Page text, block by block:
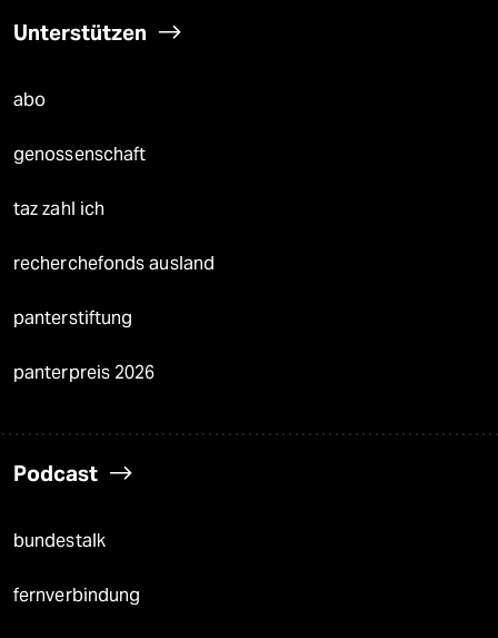
Unterstützen
abo
genossenschaft
taz zahl ich
recherchefonds ausland
panterstiftung
panterpreis 2026
Podcast
bundestalk
fernverbindung